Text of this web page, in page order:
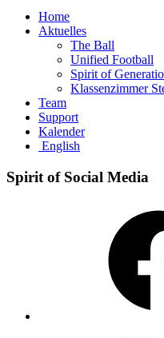
Home
Aktuelles
The Ball
Unified Football
Spirit of
Klassenzimmer
Team
Support
Kalender
English
Spirit of Social Media